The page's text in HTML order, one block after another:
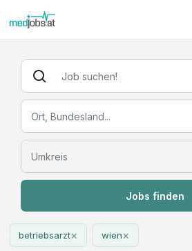
Jobs finden
betriebsarzt× wien×